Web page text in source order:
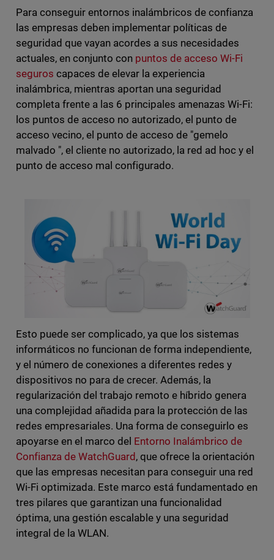
Para conseguir entornos inalámbricos de confianza
las empresas deben implementar políticas de
seguridad que vayan acordes a sus necesidades
actuales, en conjunto con puntos de acceso Wi-Fi
seguros capaces de elevar la experiencia
inalámbrica, mientras aportan una seguridad
completa frente a las 6 principales amenazas Wi-Fi:
los puntos de acceso no autorizado, el punto de
acceso vecino, el punto de acceso de "gemelo
malvado ", el cliente no autorizado, la red ad hoc y el
punto de acceso mal configurado.
Esto puede ser complicado, ya que los sistemas
informáticos no funcionan de forma independiente,
y el número de conexiones a diferentes redes y
dispositivos no para de crecer. Además, la
regularización del trabajo remoto e híbrido genera
una complejidad añadida para la protección de las
redes empresariales. Una forma de conseguirlo es
apoyarse en el marco del Entorno Inalámbrico de
Confianza de WatchGuard, que ofrece la orientación
que las empresas necesitan para conseguir una red
Wi-Fi optimizada. Este marco está fundamentado en
tres pilares que garantizan una funcionalidad
óptima, una gestión escalable y una seguridad
integral de la WLAN.